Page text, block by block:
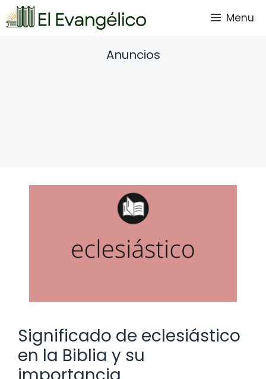
Saltar
al
Menu
Anuncios
Significado de eclesiástico
en la Biblia y su